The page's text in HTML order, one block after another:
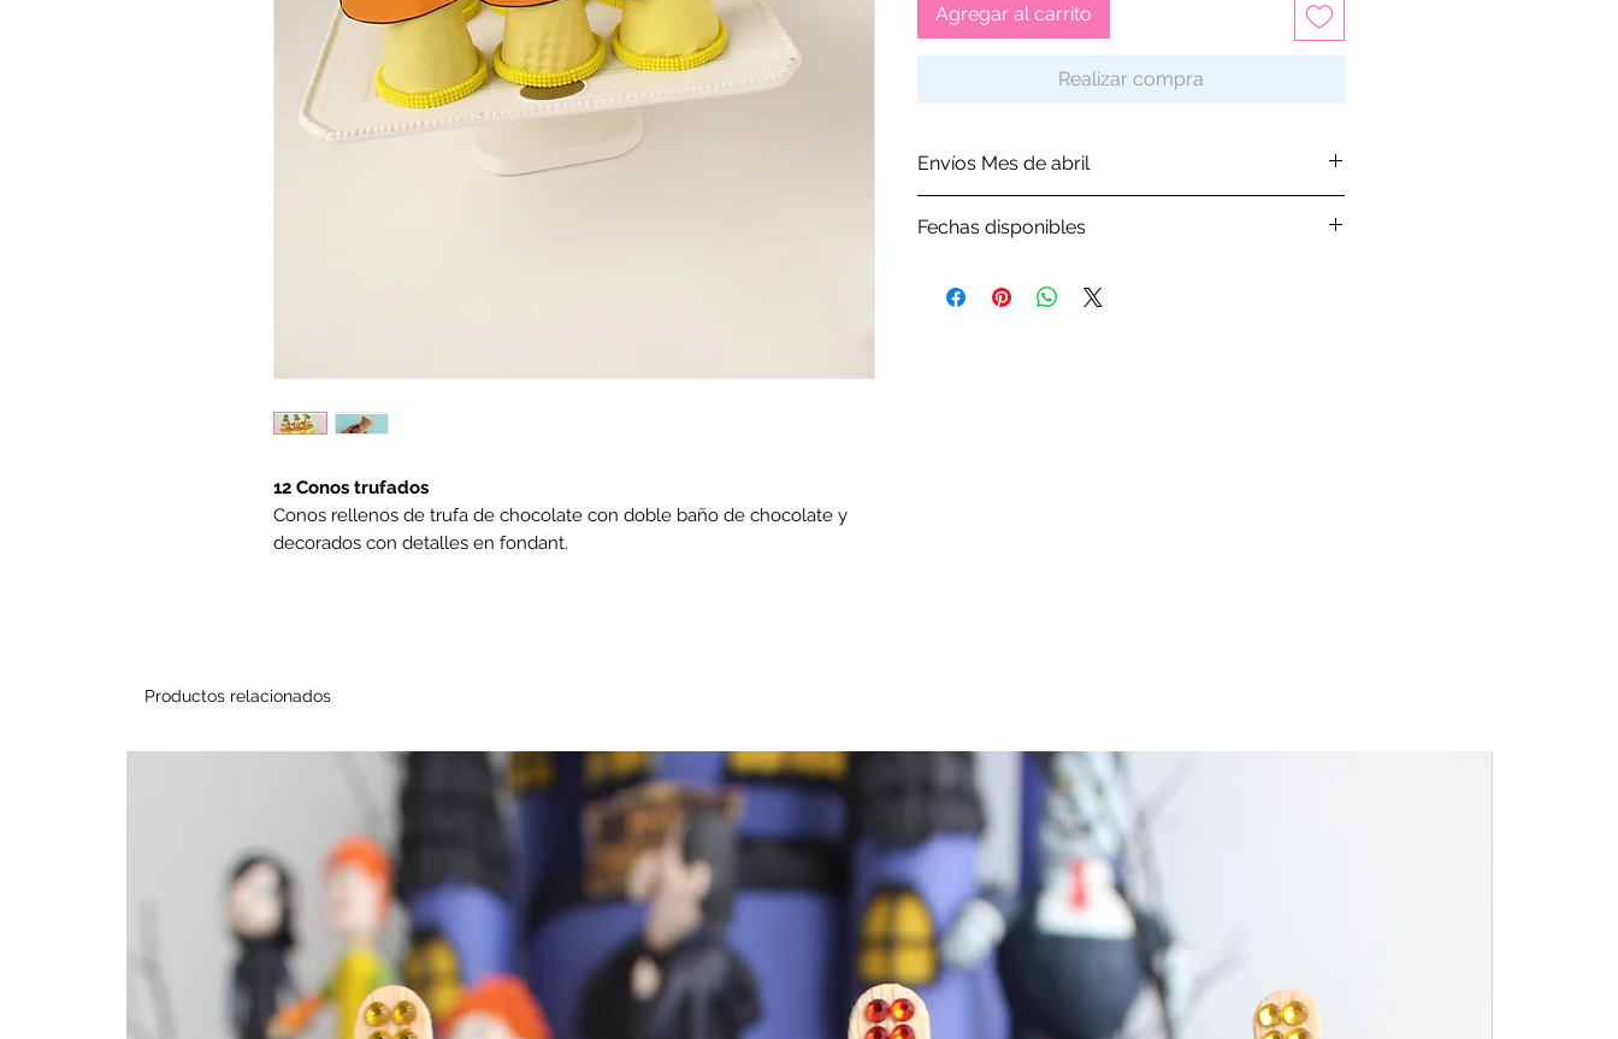
12 Conos trufados
Conos rellenos de trufa de chocolate con doble baño de chocolate y
decorados con detalles en fondant.
Agregar al carrito
Realizar compra
Envíos Mes de abril
Fechas disponibles
nuestro Google Calendar
Productos relacionados